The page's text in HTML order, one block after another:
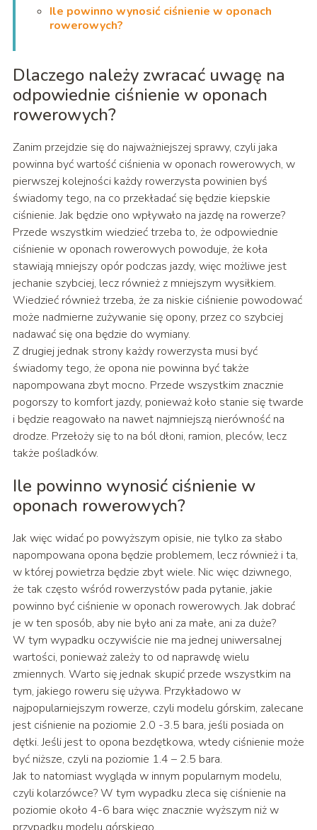
Ile powinno wynosić ciśnienie w oponach
rowerowych?
Dlaczego należy zwracać uwagę na
odpowiednie ciśnienie w oponach
rowerowych?
Zanim przejdzie się do najważniejszej sprawy, czyli jaka
powinna być wartość ciśnienia w oponach rowerowych, w
pierwszej kolejności każdy rowerzysta powinien byś
świadomy tego, na co przekładać się będzie kiepskie
ciśnienie. Jak będzie ono wpływało na jazdę na rowerze?
Przede wszystkim wiedzieć trzeba to, że odpowiednie
ciśnienie w oponach rowerowych powoduje, że koła
stawiają mniejszy opór podczas jazdy, więc możliwe jest
jechanie szybciej, lecz również z mniejszym wysiłkiem.
Wiedzieć również trzeba, że za niskie ciśnienie powodować
może nadmierne zużywanie się opony, przez co szybciej
nadawać się ona będzie do wymiany.
Z drugiej jednak strony każdy rowerzysta musi być
świadomy tego, że opona nie powinna być także
napompowana zbyt mocno. Przede wszystkim znacznie
pogorszy to komfort jazdy, ponieważ koło stanie się twarde
i będzie reagowało na nawet najmniejszą nierówność na
drodze. Przełoży się to na ból dłoni, ramion, pleców, lecz
także pośladków.
Ile powinno wynosić ciśnienie w
oponach rowerowych?
Jak więc widać po powyższym opisie, nie tylko za słabo
napompowana opona będzie problemem, lecz również i ta,
w której powietrza będzie zbyt wiele. Nic więc dziwnego,
że tak często wśród rowerzystów pada pytanie, jakie
powinno być ciśnienie w oponach rowerowych. Jak dobrać
je w ten sposób, aby nie było ani za małe, ani za duże?
W tym wypadku oczywiście nie ma jednej uniwersalnej
wartości, ponieważ zależy to od naprawdę wielu
zmiennych. Warto się jednak skupić przede wszystkim na
tym, jakiego roweru się używa. Przykładowo w
najpopularniejszym rowerze, czyli modelu górskim, zalecane
jest ciśnienie na poziomie 2.0 -3.5 bara, jeśli posiada on
dętki. Jeśli jest to opona bezdętkowa, wtedy ciśnienie może
być niższe, czyli na poziomie 1.4 – 2.5 bara.
Jak to natomiast wygląda w innym popularnym modelu,
czyli kolarzówce? W tym wypadku zleca się ciśnienie na
poziomie około 4-6 bara więc znacznie wyższym niż w